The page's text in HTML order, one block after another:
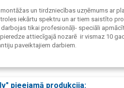
un tirdzniecības uzņēmums ar
iekārtu spektru un ar tiem saistīto
darbojas tikai profesionāļi- speciāli
attiecīgajā nozarē ir vismaz 10
paveiktajiem darbiem.
pieejamā produkcija: